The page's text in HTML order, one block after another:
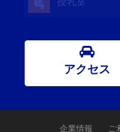
アクセス
企業情報 ご